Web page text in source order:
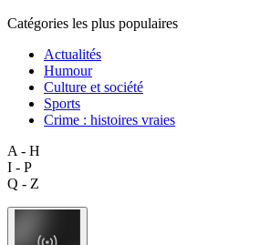
Catégories les plus populaires
Actualités
Humour
Culture et société
Sports
Crime : histoires vraies
A - H
I - P
Q - Z